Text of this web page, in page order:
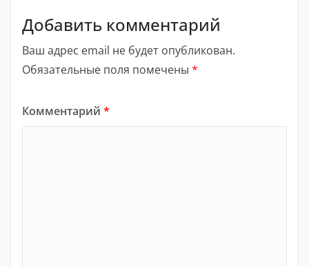
Добавить комментарий
Ваш адрес email не будет опубликован.
Обязательные поля помечены *
Комментарий *